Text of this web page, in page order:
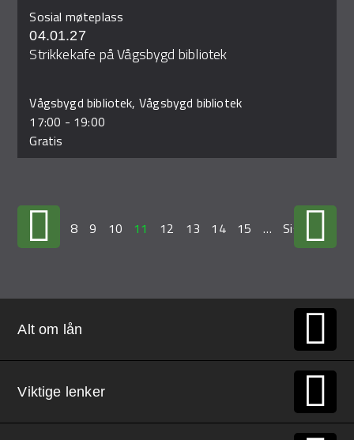
Sosial møteplass
04.01.27
Strikkekafe på Vågsbygd bibliotek
Vågsbygd bibliotek, Vågsbygd bibliotek
17:00 - 19:00
Gratis
8 9 10 11 12 13 14 15 … Siste »
Alt om lån
Viktige lenker